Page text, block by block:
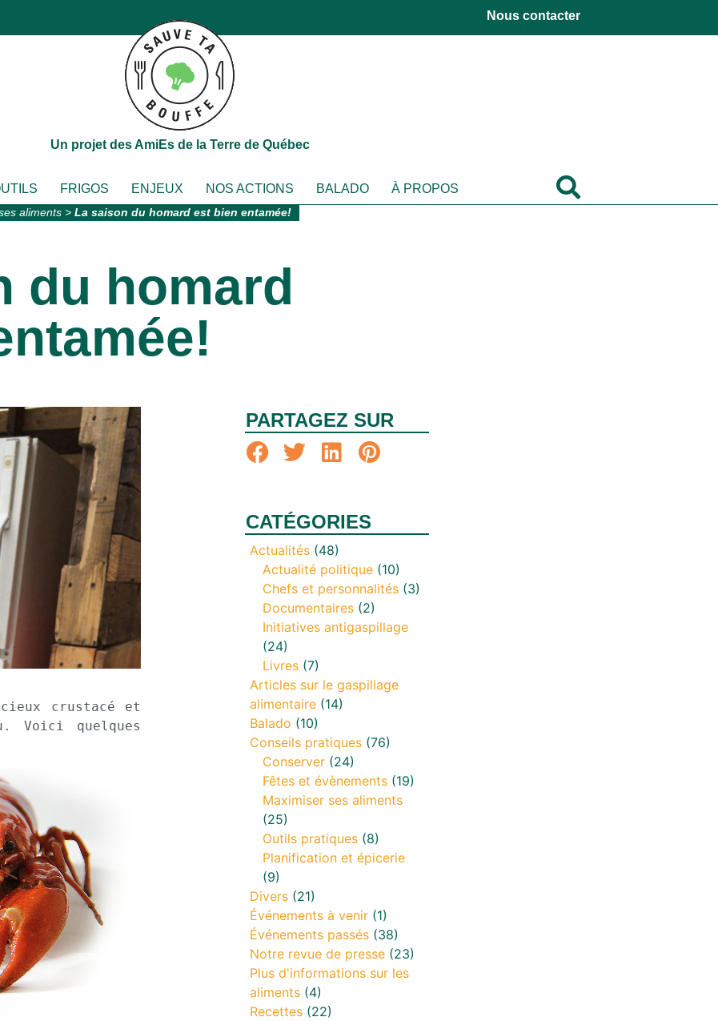
Nous contacter
Un projet des AmiEs de la Terre de Québec
FRIGOS ENJEUX NOS ACTIONS BALADO À PROPOS
aliments > La saison du homard est bien entamée!
du homard
crustacé et
Voici quelques
PARTAGEZ SUR
CATÉGORIES
Actualités(48)
Actualité politique(10)
Chefs et personnalités(3)
Documentaires(2)
Initiatives antigaspillage
(24)
Livres(7)
Articles sur le gaspillage
alimentaire(14)
Balado (10)
Conseils pratiques(76)
Conserver(24)
Fêtes et évènements(19)
Maximiser ses aliments
(25)
Outils pratiques(8)
Planification et épicerie
(9)
Divers(21)
Événements à venir(1)
Événements passés(38)
Notre revue de presse(23)
Plus d'informations sur les
aliments(4)
Recettes(22)